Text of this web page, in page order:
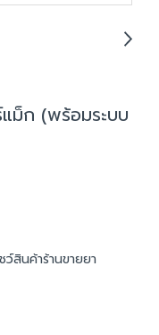
ม็ก (พร้อมระบบ
ว์สินค้าร้านขายยา